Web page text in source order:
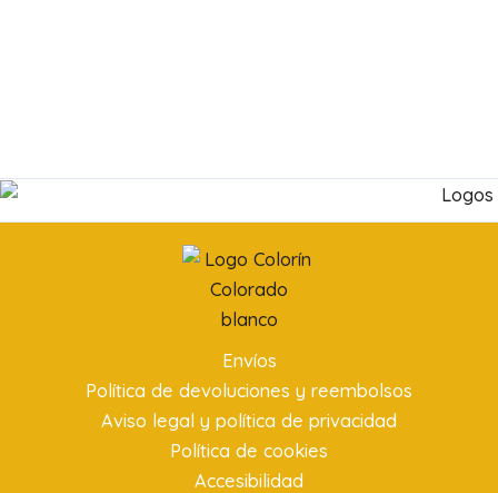
Envíos
Política de devoluciones y reembolsos
Aviso legal y política de privacidad
Política de cookies
Accesibilidad